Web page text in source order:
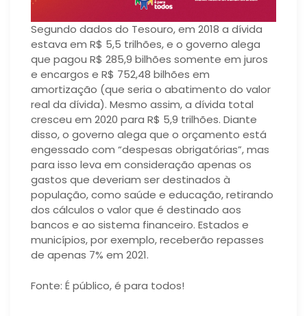
Segundo dados do Tesouro, em 2018 a dívida
estava em R$ 5,5 trilhões, e o governo alega
que pagou R$ 285,9 bilhões somente em juros
e encargos e R$ 752,48 bilhões em
amortização (que seria o abatimento do valor
real da dívida). Mesmo assim, a dívida total
cresceu em 2020 para R$ 5,9 trilhões. Diante
disso, o governo alega que o orçamento está
engessado com “despesas obrigatórias”, mas
para isso leva em consideração apenas os
gastos que deveriam ser destinados à
população, como saúde e educação, retirando
dos cálculos o valor que é destinado aos
bancos e ao sistema financeiro. Estados e
municípios, por exemplo, receberão repasses
de apenas 7% em 2021.
Fonte: É público, é para todos!